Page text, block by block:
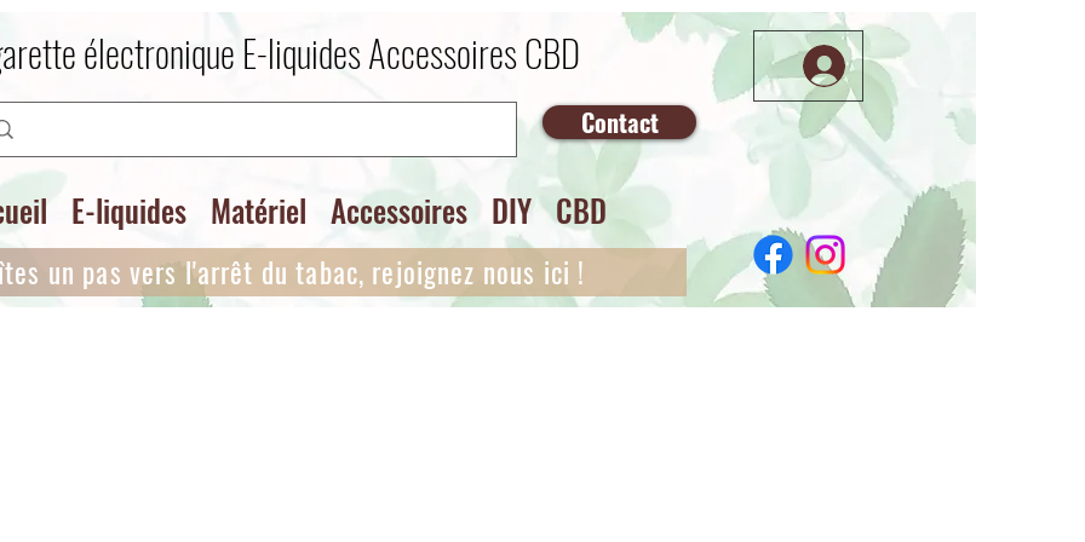
E-liquides Matériel Accessoires DIY CBD
Contact
électronique E-liquides Accessoires CBD
un pas vers l'arrêt du tabac, rejoignez nous ici !